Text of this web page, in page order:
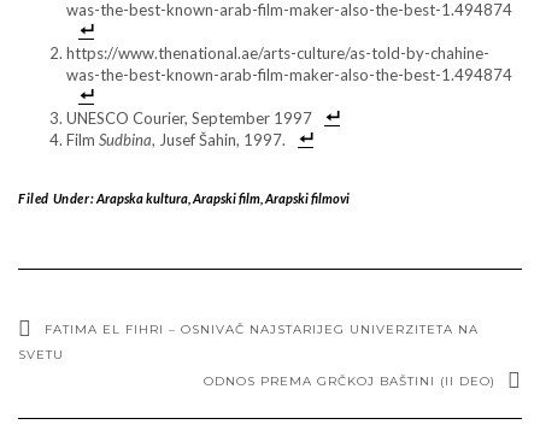
was-the-best-known-arab-film-maker-also-the-best-1.494874
https://www.thenational.ae/arts-culture/as-told-by-chahine-
was-the-best-known-arab-film-maker-also-the-best-1.494874
UNESCO Courier, September 1997
Film Sudbina, Jusef Šahin, 1997.
Filed Under:Arapska kultura, Arapski film, Arapski filmovi
FATIMA EL FIHRI – OSNIVAČ NAJSTARIJEG UNIVERZITETA NA
SVETU
ODNOS PREMA GRČKOJ BAŠTINI (II DEO)